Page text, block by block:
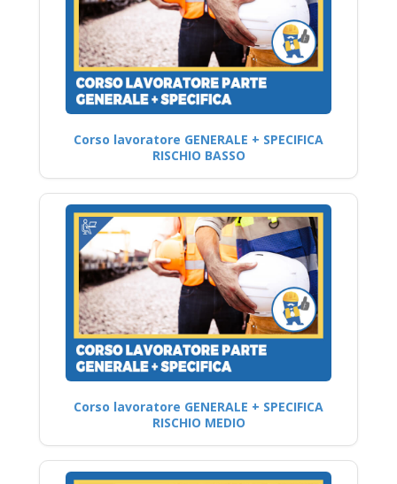
Corso lavoratore GENERALE + SPECIFICA
RISCHIO BASSO
Corso lavoratore GENERALE + SPECIFICA
RISCHIO MEDIO